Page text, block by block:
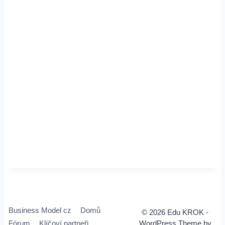
Business Model cz
Domů
Fórum
Klíčoví partneři
© 2026 Edu KROK -
WordPress Theme by